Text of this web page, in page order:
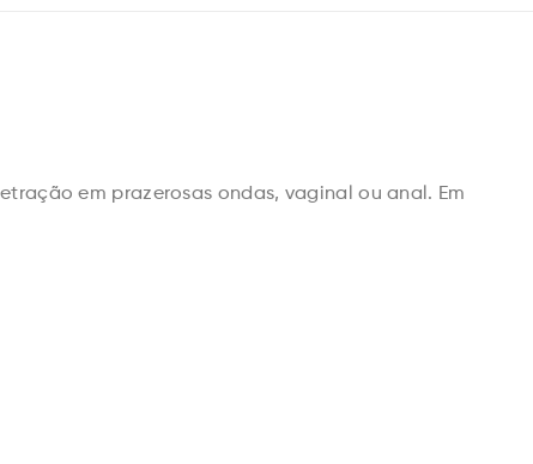
em prazerosas ondas, vaginal ou anal. Em